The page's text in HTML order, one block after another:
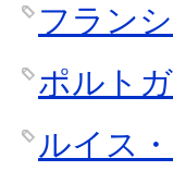
フラン
ポルト
ルイス